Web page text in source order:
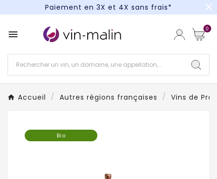
Paiement en 3X et 4X sans frais*
Paiement en 3X et 4X sans frais*
close
 0
Accueil Autres régions françaises Vins de
Bio